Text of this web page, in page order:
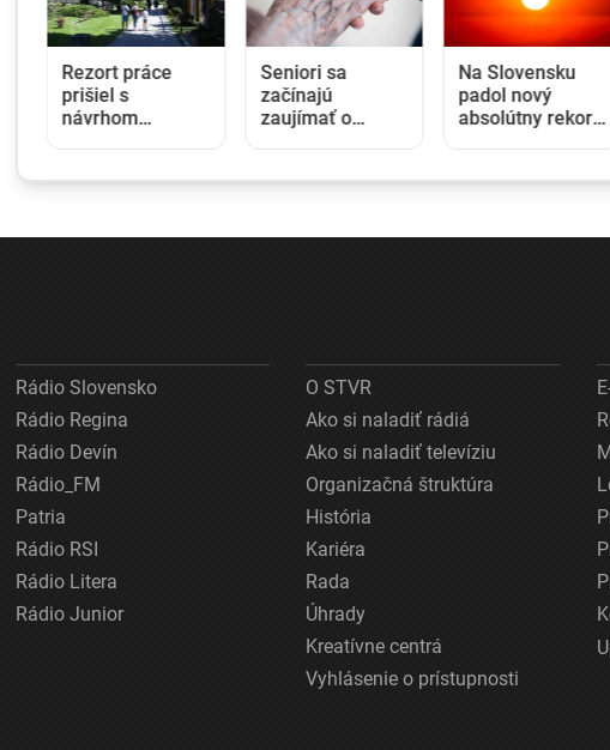
Rezort práce
prišiel s
návrhom
Opozícia hovorí
Seniori sa
začínajú
zaujímať o
detí. Daňový
Na Slovensku
padol nový
absolútny rekord
Rádio Slovensko
Rádio Regina
Rádio Devín
Rádio_FM
Patria
Rádio RSI
Rádio Litera
Rádio Junior
O STVR
Ako si naladiť rádiá
Ako si naladiť televíziu
Organizačná štruktúra
História
Kariéra
Rada
Úhrady
Kreatívne centrá
Vyhlásenie o prístupnosti